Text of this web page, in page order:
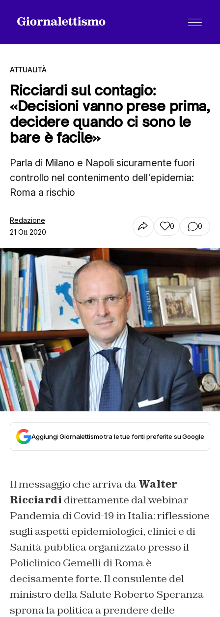
Tutti gli articoli
Contatti
ATTUALITÀ
Ricciardi sul contagio:
«Decisioni vanno prese prima,
decidere quando ci sono le
bare è facile»
Parla di Milano e Napoli sicuramente fuori
controllo nel contenimento dell'epidemia:
Roma a rischio
Redazione
21 Ott 2020
0 0
Aggiungi Giornalettismo tra le tue fonti preferite su Google
Il messaggio che arriva daWalter
Ricciardi direttamente dal webinar
Pandemia di Covid-19 in Italia: riflessione
sugli aspetti epidemiologici, clinici e di
Sanità pubblicaorganizzato presso il
Policlinico Gemelli di Roma è
decisamente forte. Il consulente del
ministro della Salute Roberto Speranza
sprona la politica a prendere delle